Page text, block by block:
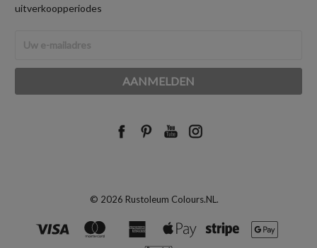
uitverkoopperiodes
mailadres
© 2026 Rustoleum Colours.NL.